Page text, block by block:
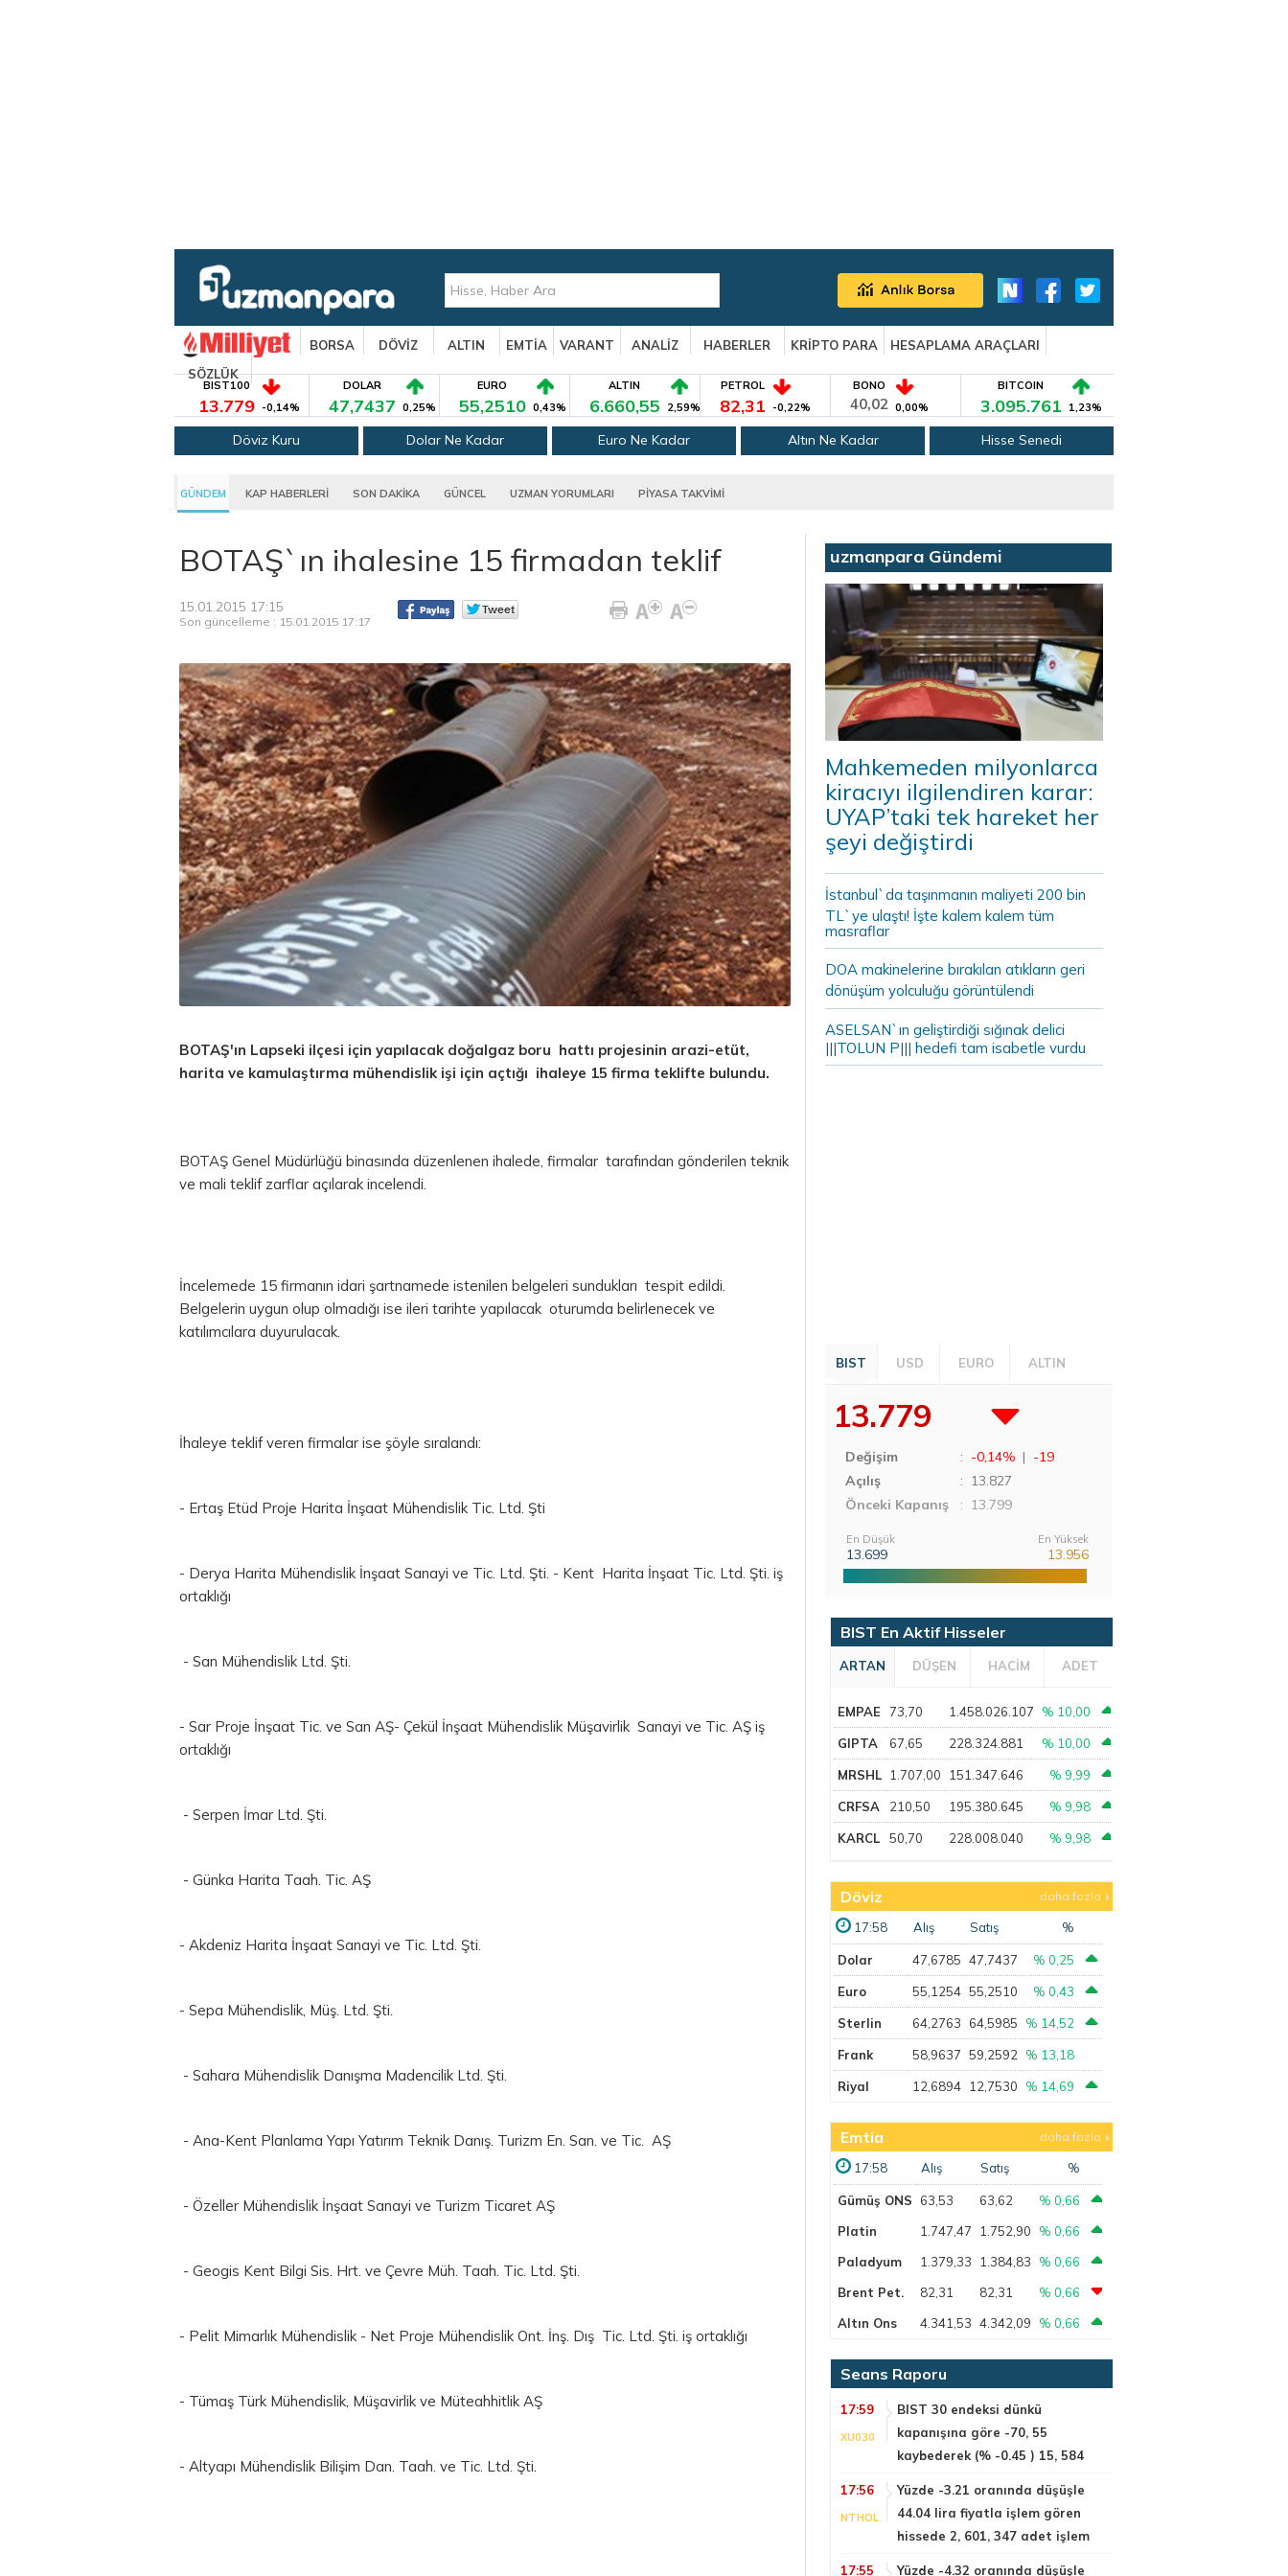
BORSA DÖVİZ ALTIN EMTİA VARANT ANALİZ HABERLER KRİPTO PARA
HESAPLAMA ARAÇLARI
SÖZLÜK
BIST100
13.779 -0,14%
DOLAR
47,7437 0,25%
EURO
55,2510 0,43%
ALTIN
6.660,55 2,59%
PETROL
82,31 -0,22%
BONO
40,02 0,00%
BITCOIN
3.095.761 1,23%
Döviz Kuru Dolar Ne Kadar Euro Ne Kadar Altın Ne Kadar Hisse Senedi
GÜNDEM KAP HABERLERİ SON DAKİKA GÜNCEL UZMAN YORUMLARI PİYASA TAKVİMİ
BOTAŞ`ın ihalesine 15 firmadan teklif
15.01.2015 17:15
Son güncelleme : 15.01.2015 17:17
BOTAŞ'ın Lapseki ilçesi için yapılacak doğalgaz boru hattı projesinin arazi-etüt,
harita ve kamulaştırma mühendislik işi için açtığı ihaleye 15 firma teklifte bulundu.
BOTAŞ Genel Müdürlüğü binasında düzenlenen ihalede, firmalar tarafından gönderilen teknik
ve mali teklif zarflar açılarak incelendi.
İncelemede 15 firmanın idari şartnamede istenilen belgeleri sundukları tespit edildi.
Belgelerin uygun olup olmadığı ise ileri tarihte yapılacak oturumda belirlenecek ve
katılımcılara duyurulacak.
İhaleye teklif veren firmalar ise şöyle sıralandı:
- Ertaş Etüd Proje Harita İnşaat Mühendislik Tic. Ltd. Şti
- Derya Harita Mühendislik İnşaat Sanayi ve Tic. Ltd. Şti. - Kent Harita İnşaat Tic. Ltd. Şti. iş
ortaklığı
- San Mühendislik Ltd. Şti.
- Sar Proje İnşaat Tic. ve San AŞ- Çekül İnşaat Mühendislik Müşavirlik Sanayi ve Tic. AŞ iş
ortaklığı
- Serpen İmar Ltd. Şti.
- Günka Harita Taah. Tic. AŞ
- Akdeniz Harita İnşaat Sanayi ve Tic. Ltd. Şti.
- Sepa Mühendislik, Müş. Ltd. Şti.
- Sahara Mühendislik Danışma Madencilik Ltd. Şti.
- Ana-Kent Planlama Yapı Yatırım Teknik Danış. Turizm En. San. ve Tic. AŞ
- Özeller Mühendislik İnşaat Sanayi ve Turizm Ticaret AŞ
- Geogis Kent Bilgi Sis. Hrt. ve Çevre Müh. Taah. Tic. Ltd. Şti.
- Pelit Mimarlık Mühendislik - Net Proje Mühendislik Ont. İnş. Dış Tic. Ltd. Şti. iş ortaklığı
- Tümaş Türk Mühendislik, Müşavirlik ve Müteahhitlik AŞ
- Altyapı Mühendislik Bilişim Dan. Taah. ve Tic. Ltd. Şti.
uzmanpara Gündemi
Mahkemeden milyonlarca
kiracıyı ilgilendiren karar:
UYAP’taki tek hareket her
şeyi değiştirdi
İstanbul`da taşınmanın maliyeti 200 bin
TL`ye ulaştı! İşte kalem kalem tüm
masraflar
DOA makinelerine bırakılan atıkların geri
dönüşüm yolculuğu görüntülendi
ASELSAN`ın geliştirdiği sığınak delici
|||TOLUN P||| hedefi tam isabetle vurdu
BIST USD EURO ALTIN
13.779
Değişim : -0,14% | -19
Açılış
: 13.827
Önceki Kapanış
: 13.799
En Düşük
13.699
En Yüksek
13.956
BIST En Aktif Hisseler
ARTAN DÜŞEN HACİM ADET
EMPAE 73,70 1.458.026.107 % 10,00
GIPTA 67,65 228.324.881 % 10,00
MRSHL 1.707,00 151.347.646 % 9,99
CRFSA 210,50 195.380.645 % 9,98
KARCL 50,70 228.008.040 % 9,98
Döviz daha fazla
17:58 Alış Satış %
Dolar 47,6785 47,7437 % 0,25
Euro 55,1254 55,2510 % 0,43
Sterlin 64,2763 64,5985 % 14,52
Frank 58,9637 59,2592 % 13,18
Riyal 12,6894 12,7530 % 14,69
Emtia daha fazla
17:58 Alış Satış %
Gümüş ONS 63,53 63,62
% 0,66
Platin
1.747,47 1.752,90
% 0,66
Paladyum
1.379,33 1.384,83
% 0,66
Brent Pet.
82,31 82,31
% 0,66
Altın Ons
4.341,53 4.342,09 % 0,66
Seans Raporu
17:59
XU030
BIST 30 endeksi dünkü
kapanışına göre -70, 55
kaybederek (% -0.45 ) 15, 584
17:56
NTHOL
Yüzde -3.21 oranında düşüşle
44.04 lira fiyatla işlem gören
hissede 2, 601, 347 adet işlem
17:55
Yüzde -4.32 oranında düşüşle